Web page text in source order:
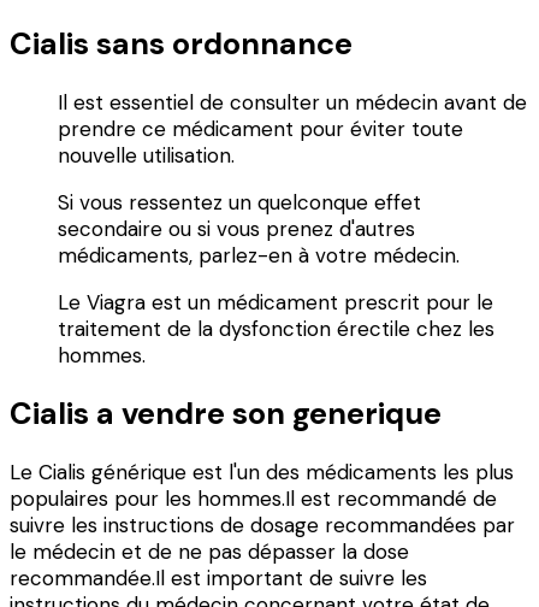
Cialis sans ordonnance
Il est essentiel de consulter un médecin avant de
prendre ce médicament pour éviter toute
nouvelle utilisation.
Si vous ressentez un quelconque effet
secondaire ou si vous prenez d'autres
médicaments, parlez-en à votre médecin.
Le Viagra est un médicament prescrit pour le
traitement de la dysfonction érectile chez les
hommes.
Cialis a vendre son generique
Le Cialis générique est l'un des médicaments les plus
populaires pour les hommes.Il est recommandé de
suivre les instructions de dosage recommandées par
le médecin et de ne pas dépasser la dose
recommandée.Il est important de suivre les